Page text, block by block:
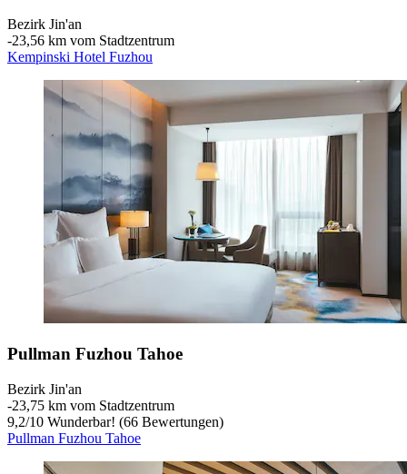
Bezirk Jin'an
‐23,56 km vom Stadtzentrum
Kempinski Hotel Fuzhou
Pullman Fuzhou Tahoe
Bezirk Jin'an
‐23,75 km vom Stadtzentrum
9,2/10 Wunderbar! (66 Bewertungen)
Pullman Fuzhou Tahoe